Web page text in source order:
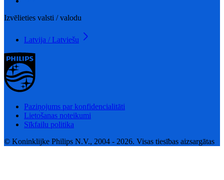
Izvēlieties valsti / valodu
Latvija / Latviešu
Paziņojums par konfidencialitāti
Lietošanas noteikumi
Sīkfailu politika
© Koninklijke Philips N.V., 2004 - 2026. Visas tiesības aizsargātas